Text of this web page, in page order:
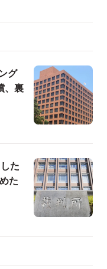
グ
、裏
た
た